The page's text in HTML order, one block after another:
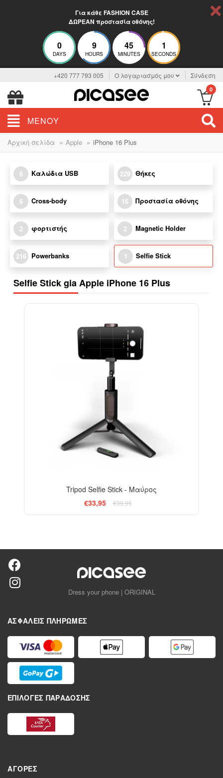
Για κάθε FASHION CASE
ΔΩΡΕΑΝ προστασία οθόνης!
0
DAYS
9
HOURS
45
MINUTES
1
SECONDS
+420 777 793 005 Ο λογαριασμός μου Σύνδεση
0
ΜΕΝΟΎ
Αρχική σελίδα » Apple » iPhone 16 Plus
6 Καλώδια USB 229 Θήκες
6 Cross-body 16 Προστασία οθόνης
2 φορτιστής 2 Magnetic Holder
216 Powerbanks 1 Selfie Stick
Selfie Stick gia Apple iPhone 16 Plus
Tripod Selfie Stick - Μαύρος
€33,95
€39,95
Dress your phone | ORIGINAL
ΑΣΦΑΛΕΊΣ ΠΛΗΡΩΜΈΣ
ΕΠΙΛΟΓΈΣ ΠΑΡΆΔΟΣΗΣ
ΑΓΟΡΈΣ